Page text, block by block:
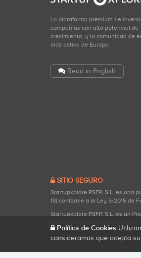
La plataforma premium de
compañías con alto potencial de
crecimiento, y la comunidad de
más activa de Europa.
Read in English
SITIO SEGURO
Startupxplore PSFP, S.L. es una
18) conforme a la Ley 5/2015 de
Startupxplore PSFP, S.L. es un
Política de Cookies
consideramos que acepta